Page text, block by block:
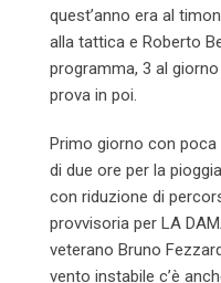
quest’anno era al
alla tattica e Roberto
programma, 3 al
prova in poi.
Primo giorno con poca
di due ore per la
con riduzione di
provvisoria per LA
veterano Bruno
vento instabile c’è